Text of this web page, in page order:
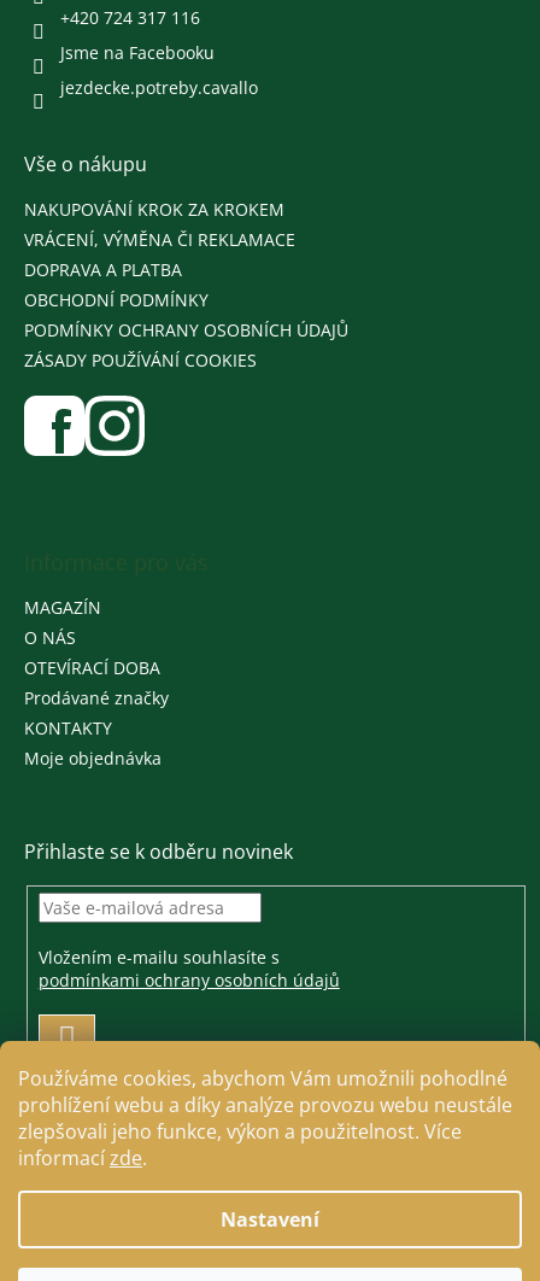
Používáme cookies, abychom Vám umožnili pohodlné
prohlížení webu a díky analýze provozu webu neustále
zlepšovali jeho funkce, výkon a použitelnost. Více
informacízde.
Nastavení
+420 724 317 116
Jsme na Facebooku
jezdecke.potreby.cavallo
Vše o nákupu
NAKUPOVÁNÍ KROK ZA KROKEM
VRÁCENÍ, VÝMĚNA ČI REKLAMACE
DOPRAVA A PLATBA
OBCHODNÍ PODMÍNKY
PODMÍNKY OCHRANY OSOBNÍCH ÚDAJŮ
ZÁSADY POUŽÍVÁNÍ COOKIES
MAGAZÍN
O NÁS
OTEVÍRACÍ DOBA
Prodávané značky
KONTAKTY
Moje objednávka
Přihlaste se k odběru novinek
Vložením e-mailu souhlasíte s
podmínkami ochrany osobních údajů
PŘIHLÁSIT
Copyright 2026Jezdecké a farmářské potřeby Cavallo.